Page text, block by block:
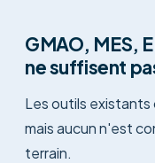
GMAO, MES,
ne suffisent
Les outils existants
mais aucun n'est
terrain.